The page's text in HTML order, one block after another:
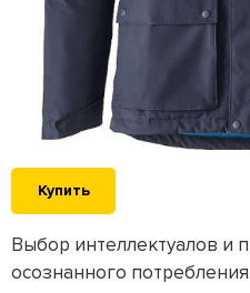
Купить
Выбор интеллектуалов и
осознанного потребления.